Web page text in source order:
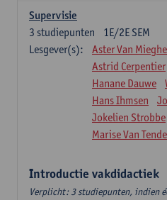
Supervisie
1E/2E SEM
3 studiepunten
Lesgever(s):
Aster Van
Astrid Cerpentier
Hanane Dauwe
Hans Ihmsen
Jokelien Strobbe
Marise Van
Introductie vakdidactiek
Verplicht: 3 studiepunten, indien